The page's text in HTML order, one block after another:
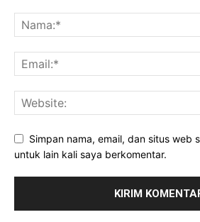
Simpan nama, email, dan situs web
untuk lain kali saya berkomentar.